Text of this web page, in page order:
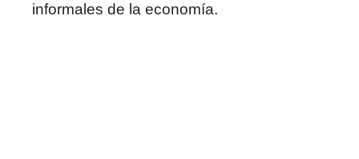
informales de la economía.